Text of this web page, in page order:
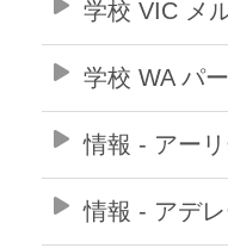
学校 VIC メ
学校 WA パ
情報 - アー
情報 - アデ